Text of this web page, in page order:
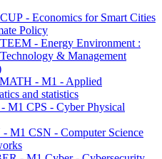
- Economics for Smart Cities
Policy
- Energy Environment :
& Management
- M1 - Applied
and statistics
M1 CPS - Cyber Physical
M1 CSN - Computer Science